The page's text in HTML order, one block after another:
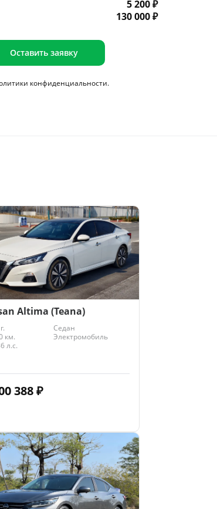
5 200 ₽
130 000 ₽
Оставить заявку
конфиденциальности.
Altima (Teana)
Седан
км.
Электромобиль
л.с.
388₽